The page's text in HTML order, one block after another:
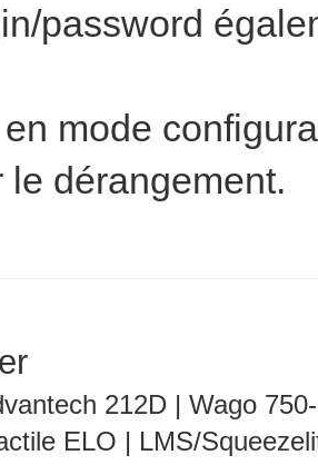
password
mode
le dérangement.
212D | Wago
ELO | LMS/